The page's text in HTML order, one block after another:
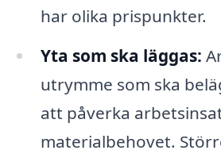
har olika prispunkter.
Yta som ska läggas:
utrymme som ska
att påverka
materialbehovet.